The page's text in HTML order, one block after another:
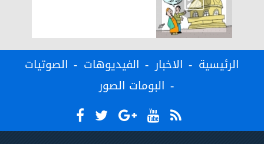
الرئيسية الاخبار الفيديوهات
الصوتيات
البومات الصور